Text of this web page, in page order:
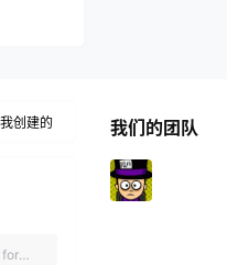
我创建的 我们的团队